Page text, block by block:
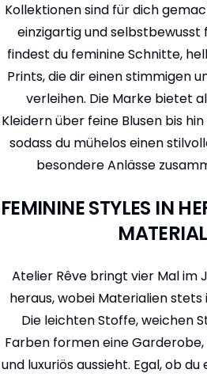
Kollektionen sind für dich
einzigartig und selbstbewusst
findest du feminine Schnitte,
Prints, die dir einen stimmigen
verleihen. Die Marke bietet
Kleidern über feine Blusen bis
sodass du mühelos einen
besondere Anlässe
FEMININE STYLES IN
Atelier Rêve bringt vier Mal im
heraus, wobei Materialien
Die leichten Stoffe, weichen
Farben formen eine
und luxuriös aussieht. Egal, ob